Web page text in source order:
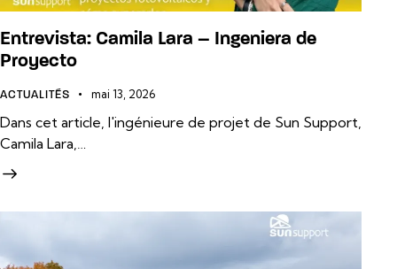
Entrevista: Camila Lara – Ingeniera de
Proyecto
ACTUALITÉS mai 13, 2026
Dans cet article, l'ingénieure de projet de Sun Support,
Camila Lara,…